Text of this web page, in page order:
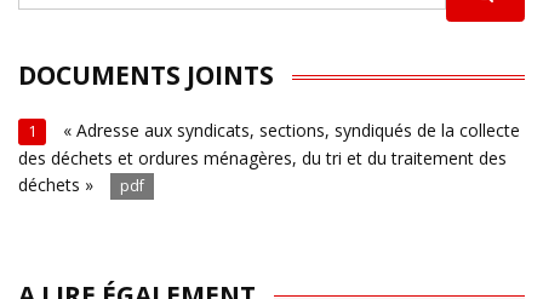
DOCUMENTS JOINTS
1
« Adresse aux syndicats, sections, syndiqués de la collecte
des déchets et ordures ménagères, du tri et du traitement des
déchets »
pdf